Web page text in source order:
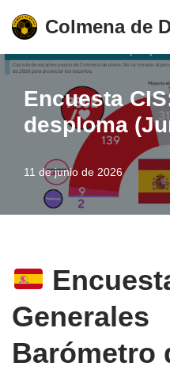
Saltar
al
Colmena de
Encuesta
desploma
11 de junio de 2026
Generales
Barómetro